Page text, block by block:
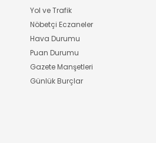
Yol ve Trafik
Nöbetçi Eczaneler
Hava Durumu
Puan Durumu
Gazete Manşetleri
Günlük Burçlar